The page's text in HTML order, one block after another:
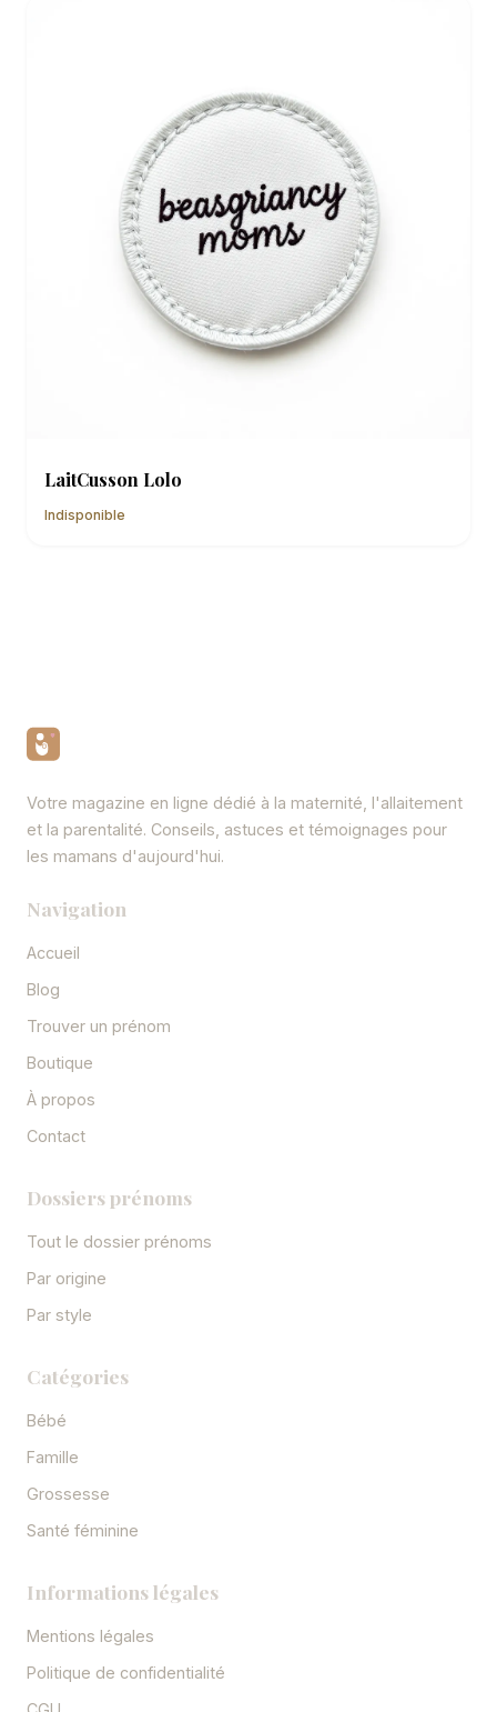
LaitCusson Lolo
Indisponible
Votre magazine en ligne dédié à la maternité, l'allaitement
et la parentalité. Conseils, astuces et témoignages pour
les mamans d'aujourd'hui.
Navigation
Accueil
Blog
Trouver un prénom
Boutique
À propos
Contact
Dossiers prénoms
Tout le dossier prénoms
Par origine
Par style
Catégories
Bébé
Famille
Grossesse
Santé féminine
Informations légales
Mentions légales
Politique de confidentialité